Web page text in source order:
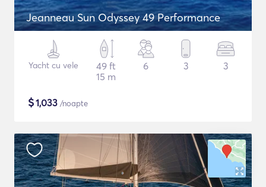
Jeanneau Sun Odyssey 49 Performance
Yacht cu vele
49 ft
15 m
6 3 3
$1,033 /noapte